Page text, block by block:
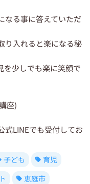
なる事に答えていただ
り入れると楽になる秘
を少しでも楽に笑顔で
座)
式LINEでも受付してお
子ども
育児
恵庭市